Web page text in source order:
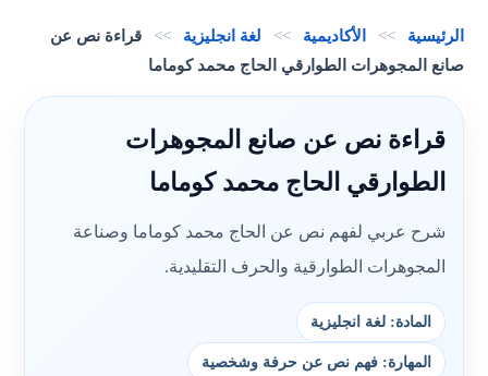
الرئيسية >> الأكاديمية >> لغة انجليزية >>
قراءة نص عن
صانع المجوهرات الطوارقي الحاج محمد كوماما
قراءة نص عن صانع المجوهرات
الطوارقي الحاج محمد كوماما
شرح عربي لفهم نص عن الحاج محمد كوماما وصناعة
المجوهرات الطوارقية والحرف التقليدية.
المادة: لغة انجليزية
المهارة: فهم نص عن حرفة وشخصية